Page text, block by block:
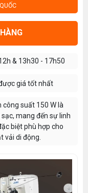
& 13h30 - 17h50
giá tốt nhất
công suất 150 W là
mang đến sự linh
biệt phù hợp cho
vải di động.